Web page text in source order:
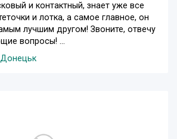
и контактный, знает уже все
и лотка, а самое главное, он
лучшим другом! Звоните, отвечу
вопросы! ...
Донецьк